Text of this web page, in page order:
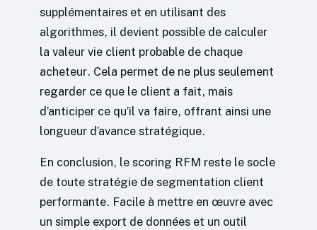
supplémentaires et en utilisant des
algorithmes, il devient possible de calculer
la valeur vie client probable de chaque
acheteur. Cela permet de ne plus seulement
regarder ce que le client a fait, mais
d’anticiper ce qu’il va faire, offrant ainsi une
longueur d’avance stratégique.
En conclusion, le scoring RFM reste le socle
de toute stratégie de segmentation client
performante. Facile à mettre en œuvre avec
un simple export de données et un outil